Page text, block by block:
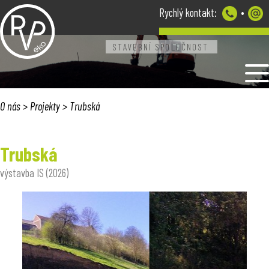
Rychlý kontakt: •
STAVEBNÍ SPOLEČNOST
O NÁS
PROJEKTY
O nás> Projekty> Trubská
Trubská
výstavba IS (2026)